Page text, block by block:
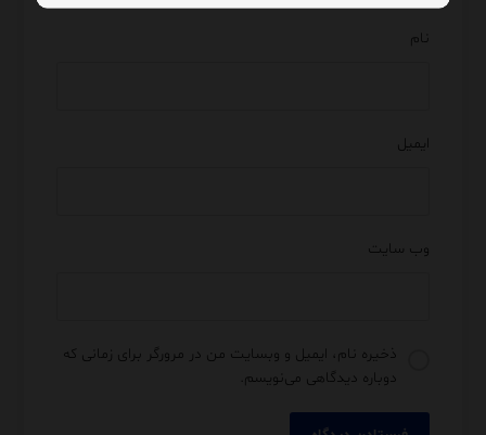
نام
ایمیل
وب‌ سایت
ذخیره نام، ایمیل و وبسایت من در مرورگر برای زمانی که
دوباره دیدگاهی می‌نویسم.